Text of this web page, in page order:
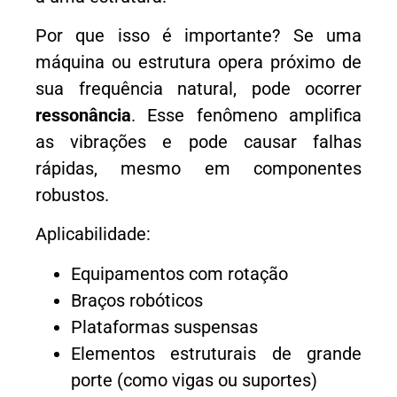
Por que isso é importante? Se uma
máquina ou estrutura opera próximo de
sua frequência natural, pode ocorrer
ressonância. Esse fenômeno amplifica
as vibrações e pode causar falhas
rápidas, mesmo em componentes
robustos.
Aplicabilidade:
Equipamentos com rotação
Braços robóticos
Plataformas suspensas
Elementos estruturais de grande
porte (como vigas ou suportes)